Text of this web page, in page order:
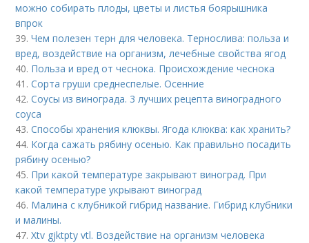
можно собирать плоды, цветы и листья боярышника
впрок
39.Чем полезен терн для человека. Тернослива: польза и
вред, воздействие на организм, лечебные свойства ягод
40. Польза и вред от чеснока. Происхождение чеснока
41.Сорта груши среднеспелые. Осенние
42.Соусы из винограда. 3 лучших рецепта виноградного
соуса
43.Способы хранения клюквы. Ягода клюква: как хранить?
44. Когда сажать рябину осенью. Как правильно посадить
рябину осенью?
45. При какой температуре закрывают виноград. При
какой температуре укрывают виноград
46. Малина с клубникой гибрид название. Гибрид клубники
и малины.
47.Xtv gjktpty vtl. Воздействие на организм человека